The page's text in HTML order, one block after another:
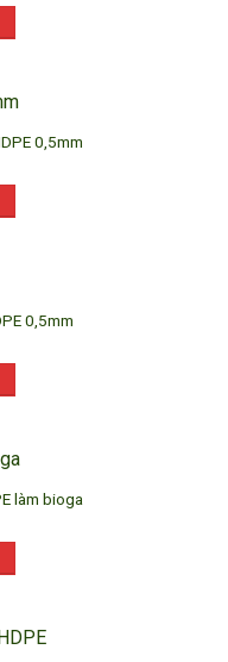
0,5mm
0,5mm
làm bioga